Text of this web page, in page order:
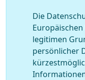
Die
legitimen
persönlicher